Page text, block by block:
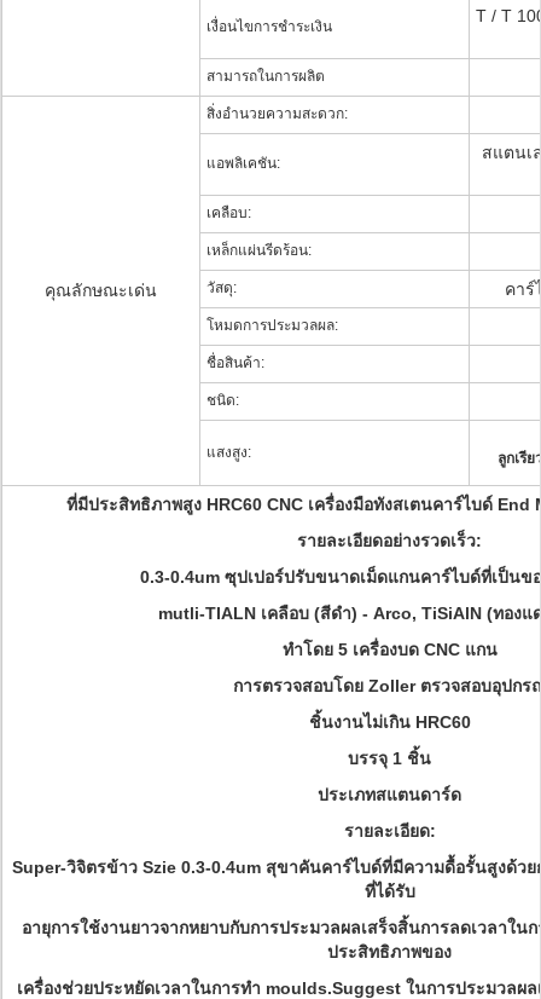
เงื่อนไขการชำระเงิน
T / T
สามารถในการผลิต
คุณลักษณะเด่น
สิ่งอำนวยความสะดวก:
แอพลิเคชัน:
สแตนเ
เคลือบ:
เหล็กแผ่นรีดร้อน:
วัสดุ: คาร์
โหมดการประมวลผล:
ชื่อสินค้า:
ชนิด:
แสงสูง: ลูกเรี
ที่มีประสิทธิภาพสูง HRC60 CNC เครื่องมือทังสเตนคาร์ไบด์
รายละเอียดอย่างรวดเร็ว:
0.3-0.4um ซุปเปอร์ปรับขนาดเม็ดแกนคาร์ไบด์ที่เป็นข
mutli-TIALN เคลือบ (สีดำ) - Arco, TiSiAlN (ทองแ
ทำโดย 5 เครื่องบด CNC แกน
การตรวจสอบโดย Zoller ตรวจสอบอุปกร
ชิ้นงานไม่เกิน HRC60
บรรจุ 1 ชิ้น
ประเภทสแตนดาร์ด
รายละเอียด:
Super-วิจิตรข้าว Szie 0.3-0.4um สุขาคันคาร์ไบด์ที่มีความดื้อรั้นสูงด้ว
ที่ได้รับ
อายุการใช้งานยาวจากหยาบกับการประมวลผลเสร็จสิ้นการลดเวลาใน
ประสิทธิภาพของ
เครื่องช่วยประหยัดเวลาในการทำ moulds.Suggest ในการประมวลผล